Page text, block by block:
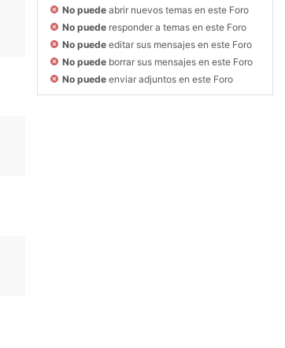
No puede abrir nuevos temas en este Foro
No puede responder a temas en este Foro
No puede editar sus mensajes en este Foro
No puede borrar sus mensajes en este Foro
No puede enviar adjuntos en este Foro